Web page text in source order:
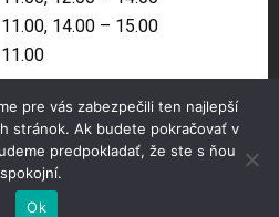
14.00 – 15.00
majetku mesta, n.o.,
pre vás zabezpečili ten najlepší
stránok. Ak budete pokračovať v
predpokladať, že ste s ňou
spokojní.
Ok